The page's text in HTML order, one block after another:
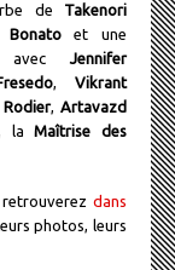
de Takenori
Bonatoet une
Jennifer
,Vikrant
,Artavazd
la Maîtrise des
dans
photos, leurs